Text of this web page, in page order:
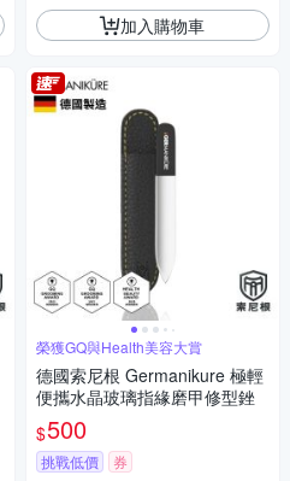
加入購物車
榮獲GQ與Health美容大賞
德國索尼根 Germanikure 極輕
便攜水晶玻璃指緣磨甲修型銼
$500
挑戰低價 券